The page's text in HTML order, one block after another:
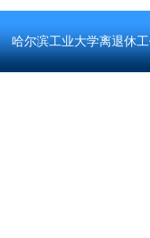
哈尔滨工业大学离退休